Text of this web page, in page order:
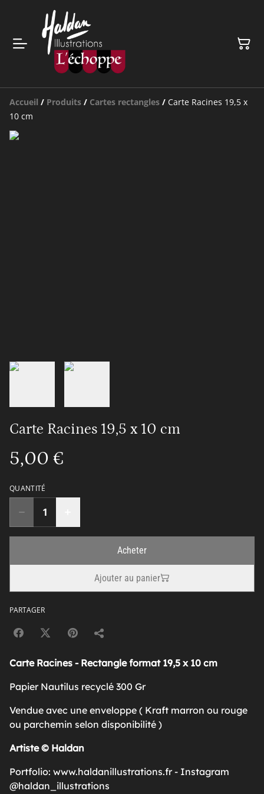
Accueil / Produits / Cartes rectangles / Carte Racines 19,5 x
10 cm
Carte Racines 19,5 x 10 cm
5,00 €
QUANTITÉ
Acheter
Ajouter au panier
PARTAGER
Carte Racines - Rectangle format 19,5 x 10 cm
Papier Nautilus recyclé 300 Gr
Vendue avec une enveloppe ( Kraft marron ou rouge
ou parchemin selon disponibilité )
Artiste © Haldan
Portfolio: www.haldanillustrations.fr - Instagram
@haldan_illustrations